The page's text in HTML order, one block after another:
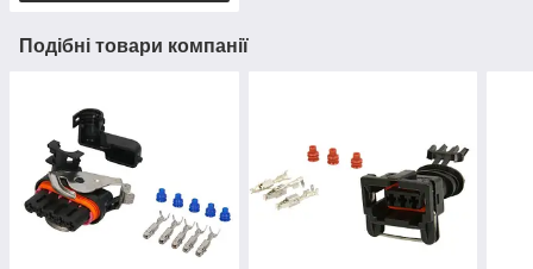
Подібні товари компанії